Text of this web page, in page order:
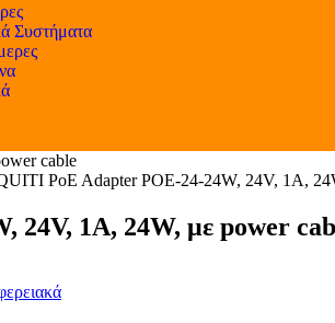
Συστήματα
cable
PoE Adapter POE-24-24W, 24V, 1A,
1A, 24W, με power